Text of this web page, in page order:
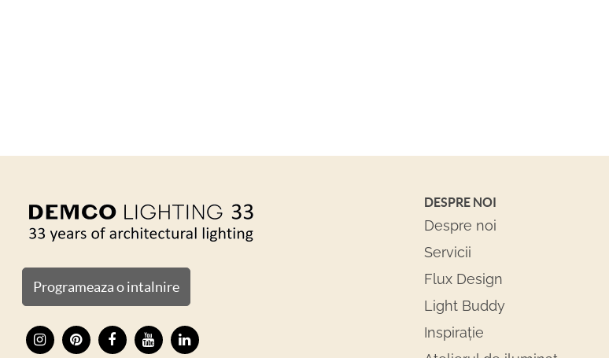
Programeaza o intalnire
DESPRE NOI
Despre noi
Servicii
Flux Design
Light Buddy
Inspirație